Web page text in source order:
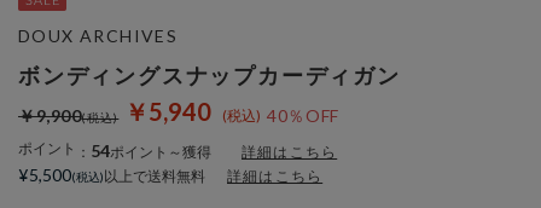
ボンディングスナップカーディガン
￥5,940 40％OFF
￥9,900
ポイント ： 54ポイント～獲得 詳細はこちら
DOUX ARCHIVES
¥5,500 以上で送料無料 詳細はこちら